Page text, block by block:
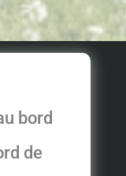
bord
de